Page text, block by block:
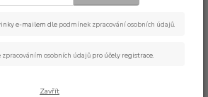
Semisynth
e-mailem dle podmínek zpracování osobních údajů.
zpracováním osobních údajů pro účely registrace.
Zavřít